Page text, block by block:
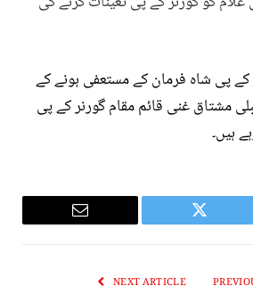
کے پی شاہ فرمان کے مستعفی ہونے کے
مشتاق غنی قائم مقام گورنر کے پی
ہیں۔
Twitter
Email
NEXT ARTICLE